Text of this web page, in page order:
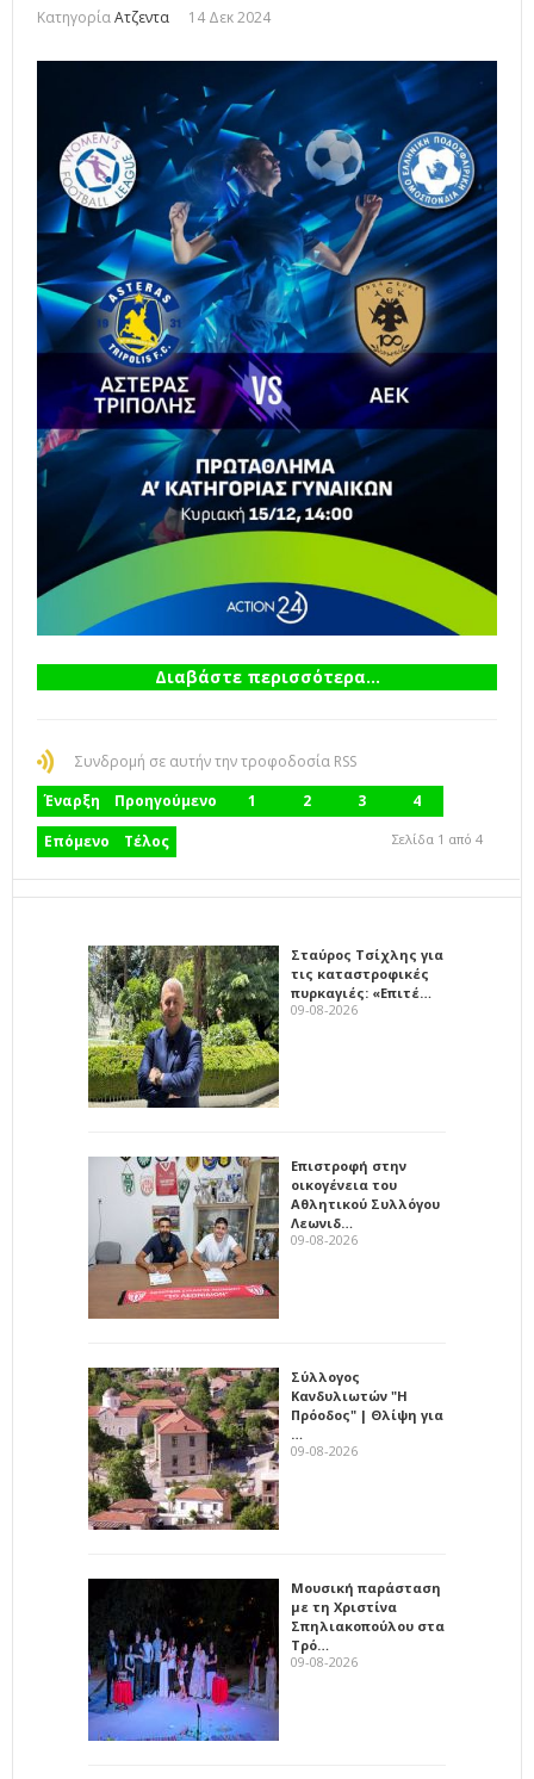
ΚατηγορίαΑτζεντα 14 Δεκ 2024
Διαβάστε περισσότερα...
Συνδρομή σε αυτήν την τροφοδοσία RSS
Έναρξη
Προηγούμενο 1 2 3
4
Επόμενο
Τέλος Σελίδα 1 από 4
Σταύρος Τσίχλης για
τις καταστροφικές
πυρκαγιές: «Επιτέ…
09-08-2026
Επιστροφή στην
οικογένεια του
Αθλητικού Συλλόγου
Λεωνιδ…
09-08-2026
Σύλλογος
Κανδυλιωτών "Η
Πρόοδος" | Θλίψη για
…
09-08-2026
Μουσική παράσταση
με τη Χριστίνα
Σπηλιακοπούλου στα
Τρό…
09-08-2026